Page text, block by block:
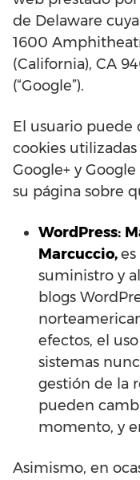
de Delaware
1600
(California), CA
(“Google”).
El usuario puede
cookies
Google+ y
su página sobre
WordPress:
Marcuccio,
suministro y
blogs
efectos, el
sistemas
gestión de la
pueden
momento, y
Asimismo, en